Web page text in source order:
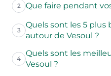
2 Que faire pendant
3
Quels sont les 5 plus
autour de Vesoul ?
4
Quels sont les
Vesoul ?